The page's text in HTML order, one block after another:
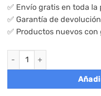
✅ Envío gratis en toda la
✅ Garantía de
✅ Productos nuevos con
Cesto de ropa sucia tejido